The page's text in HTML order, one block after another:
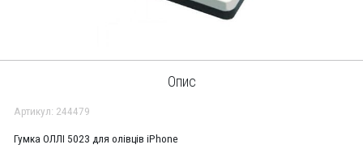
Опис
Артикул: 244479
Гумка ОЛЛІ 5023 для олівців iPhone